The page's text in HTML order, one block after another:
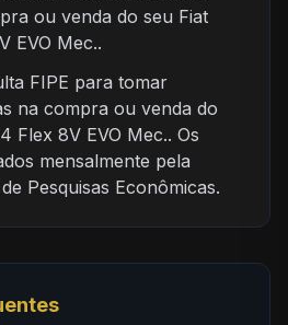
ou venda do seu Fiat
EVO Mec..
FIPE para tomar
na compra ou venda do
Flex 8V EVO Mec.. Os
mensalmente pela
Pesquisas Econômicas.